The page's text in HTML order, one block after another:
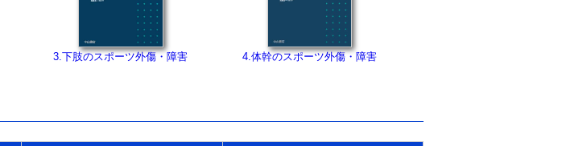
3.下肢のスポーツ外傷・障害 4.体幹のスポーツ外傷・障害